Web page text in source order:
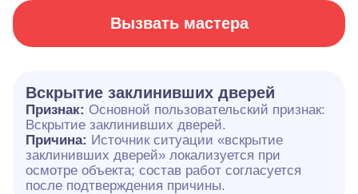
Вызвать мастера
Вскрытие заклинивших дверей
Признак: Основной пользовательский признак:
Вскрытие заклинивших дверей.
Причина: Источник ситуации «вскрытие
заклинивших дверей» локализуется при
осмотре объекта; состав работ согласуется
после подтверждения причины.